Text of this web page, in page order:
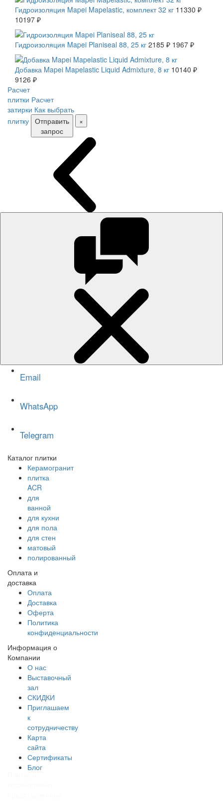
Гидроизоляция Mapei Mapelastic, комплект 32 кг 11330 ₽
10197 ₽
Гидроизоляция Mapei Planiseal 88, 25 кг 2185 ₽ 1967 ₽
Добавка Mapei Mapelastic Liquid Admixture, 8 кг 10140 ₽
9126 ₽
Расчет
плитки Расчет
затирки Как выбрать
плитку Отправить
запрос
×
Email
WhatsApp
Telegram
Каталог плитки
Керамогранит
плитка
ACR
для
ванной
для кухни
для пола
для стен
матовый
полированный
Оплата и
доставка
Оплата
Доставка
Оферта
Политика
конфиденциальности
Информация о
Компании
О нас
Выставочный
зал
СКИДКИ
Приглашаем
к
сотрудничеству
Карта
сайта
Сертификаты
Блог